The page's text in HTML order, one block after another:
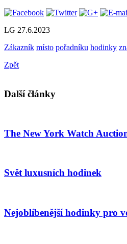
LG 27.6.2023
Zákazník místo pořadníku hodinky
Zpět
Další články
The New York Watch
Svět luxusních hodinek
Nejoblíbenější hodinky pro